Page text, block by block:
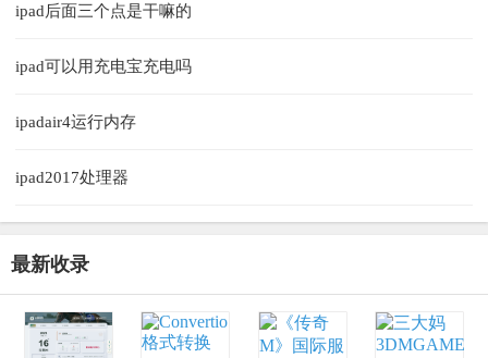
ipad后面三个点是干嘛的
ipad可以用充电宝充电吗
ipadair4运行内存
ipad2017处理器
最新收录